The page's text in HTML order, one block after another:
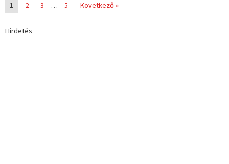
1 2 3 … 5 Következő »
Hirdetés